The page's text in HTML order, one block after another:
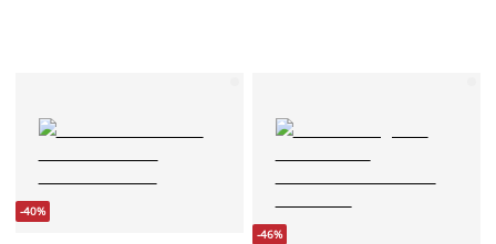
-40%
-46%